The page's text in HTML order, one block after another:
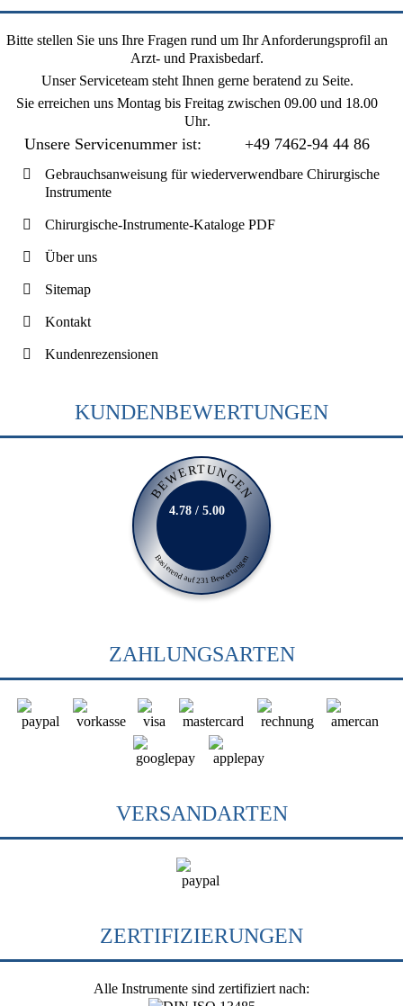
Bitte stellen Sie uns Ihre Fragen rund um Ihr Anforderungsprofil an
Arzt- und Praxisbedarf.
Unser Serviceteam steht Ihnen gerne beratend zu Seite.
Sie erreichen uns Montag bis Freitag zwischen 09.00 und 18.00
Uhr.
Unsere Servicenummer ist: +49 7462-94 44 86
Gebrauchsanweisung für wiederverwendbare Chirurgische
Instrumente
Chirurgische-Instrumente-Kataloge PDF
Über uns
Sitemap
Kontakt
Kundenrezensionen
KUNDENBEWERTUNGEN
BEWERTUNGEN
Basierend auf 231 Bewertungen
4.78 / 5.00
ZAHLUNGSARTEN
VERSANDARTEN
ZERTIFIZIERUNGEN
Alle Instrumente sind zertifiziert nach: